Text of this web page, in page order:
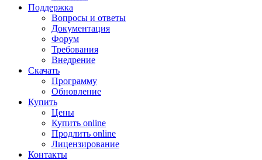
Поддержка
Вопросы и ответы
Документация
Форум
Требования
Внедрение
Скачать
Программу
Обновление
Купить
Цены
Купить online
Продлить online
Лицензирование
Контакты